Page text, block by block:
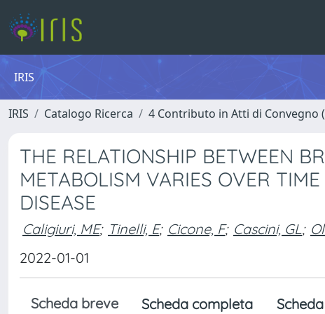
IRIS
IRIS Catalogo Ricerca 4 Contributo in Atti di Convegno
THE RELATIONSHIP BETWEEN
METABOLISM VARIES OVER
DISEASE
Caligiuri, ME; Tinelli, E; Cicone, F; Cascini, GL;
2022-01-01
Scheda breve Scheda completa